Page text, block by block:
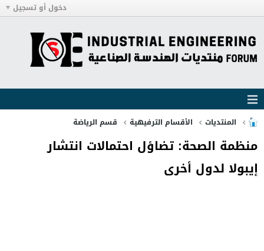
دخول أو تسجيل
المنتديات الأقسام الترفيهية قسم الرياضة
منظمة الصحة: تضاؤل احتمالات انتشار
إيبولا لدول أخرى